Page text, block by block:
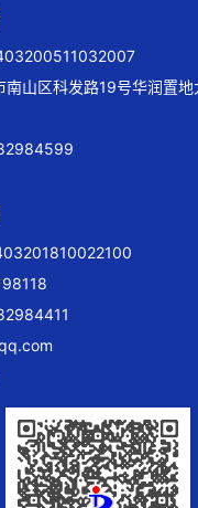
南山区科发路19号华润置